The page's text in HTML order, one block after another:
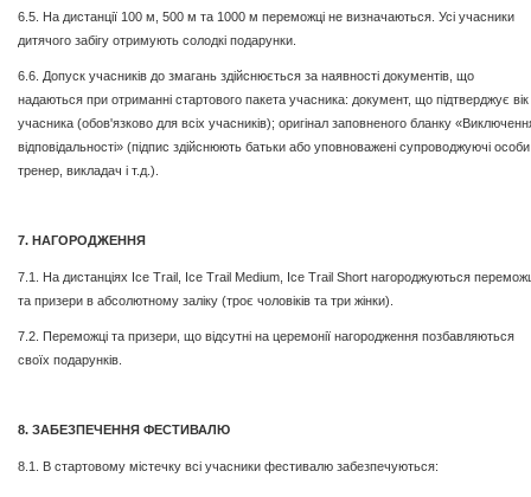
6.5. На дистанції 100 м, 500 м та 1000 м переможці не визначаються. Усі учасники
дитячого забігу отримують солодкі подарунки.
6.6. Допуск учасників до змагань здійснюється за наявності документів, що
надаються при отриманні стартового пакета учасника: документ, що підтверджує вік
учасника (обов'язково для всіх учасників); оригінал заповненого бланку
відповідальності» (підпис здійснюють батьки або уповноважені супроводжуючі
тренер, викладач і т.д.).
7. НАГОРОДЖЕННЯ
7.1. На дистанціях Ice Trail, Ice Trail Medium, Ice Trail Short нагороджуються
та призери в абсолютному заліку (троє чоловіків та три жінки).
7.2. Переможці та призери, що відсутні на церемонії нагородження позбавляються
своїх подарунків.
8. ЗАБЕЗПЕЧЕННЯ ФЕСТИВАЛЮ
8.1. В стартовому містечку всі учасники фестивалю забезпечуються: